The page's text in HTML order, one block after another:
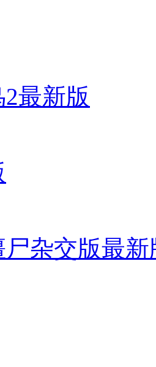
最新版
杂交版最新